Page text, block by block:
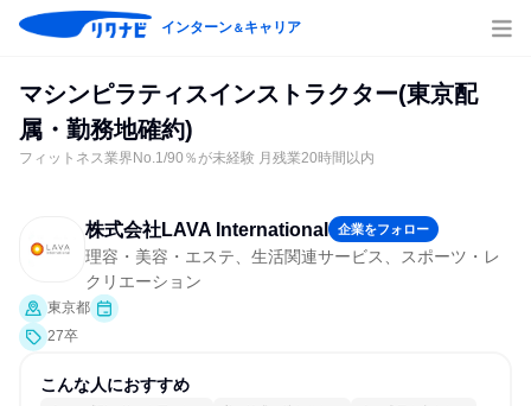
インターン＆キャリア
マシンピラティスインストラクター(東京配
属・勤務地確約)
フィットネス業界No.1/90％が未経験 月残業20時間以内
株式会社LAVA International 企業をフォロー
理容・美容・エステ、生活関連サービス、スポーツ・レ
クリエーション
東京都
27卒
こんな人におすすめ